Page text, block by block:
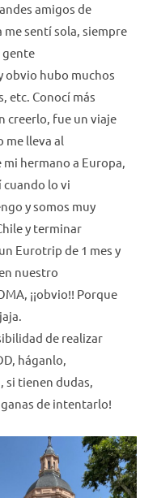
amigos de
sentí sola, siempre
gente
obvio hubo muchos
etc. Conocí más
creerlo, fue un viaje
me lleva al
hermano a Europa,
cuando lo vi
y somos muy
y terminar
Eurotrip de 1 mes y
nuestro
¡¡obvio!! Porque
de realizar
háganlo,
si tienen dudas,
de intentarlo!